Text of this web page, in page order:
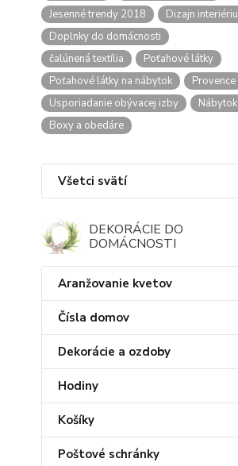
Jesenné trendy 2018
Dizajn interiériu
Doplnky do domácnosti
čalúnená textília
Poťahové látky
Poťahové látky na nábytok
Provence
Usporiadanie obývacej izby
Nábytok
Boxy a obedáre
Všetci svätí
DEKORÁCIE DO
DOMÁCNOSTI
Aranžovanie kvetov
Čísla domov
Dekorácie a ozdoby
Hodiny
Košíky
Poštové schránky